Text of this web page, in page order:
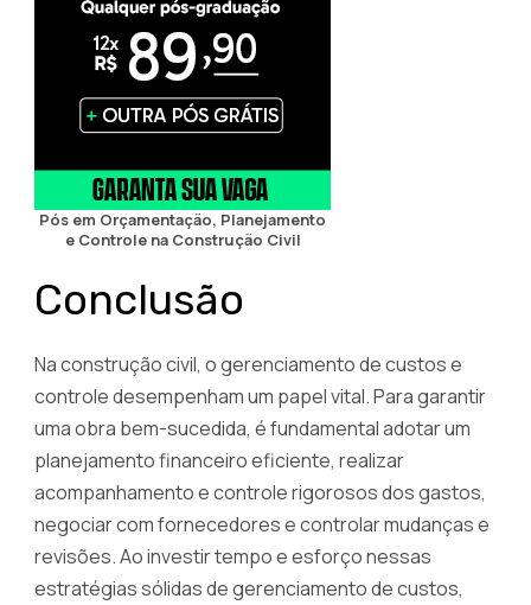
Pós em Orçamentação, Planejamento
e Controle na Construção Civil
Conclusão
Na construção civil, o gerenciamento de custos e
controle desempenham um papel vital. Para garantir
uma obra bem-sucedida, é fundamental adotar um
planejamento financeiro eficiente, realizar
acompanhamento e controle rigorosos dos gastos,
negociar com fornecedores e controlar mudanças e
revisões. Ao investir tempo e esforço nessas
estratégias sólidas de gerenciamento de custos,